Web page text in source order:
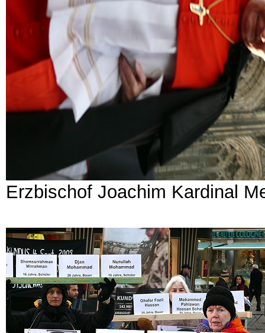
Erzbischof Joachim Kardinal